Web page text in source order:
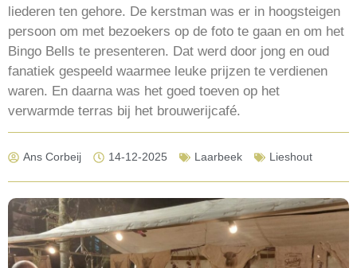
liederen ten gehore. De kerstman was er in hoogsteigen
persoon om met bezoekers op de foto te gaan en om het
Bingo Bells te presenteren. Dat werd door jong en oud
fanatiek gespeeld waarmee leuke prijzen te verdienen
waren. En daarna was het goed toeven op het
verwarmde terras bij het brouwerijcafé.
Ans Corbeij 14-12-2025 Laarbeek Lieshout